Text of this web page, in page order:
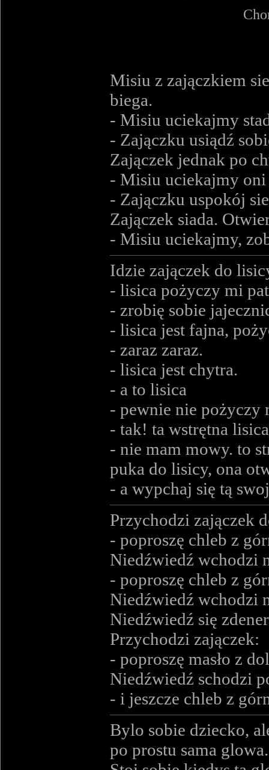
Misiu z zajączkiem
biega.
- Misiu uciekajmy
- Zajączku usiądź
Zajączek jednak po
- Misiu uciekajmy oni
- Zajączku uspokój
Zajączek siada.
- Misiu uciekajmy,
Idzie zajączek do
- lisica pożyczy mi
- zrobię sobie
- lisica jest fajna,
- zaraz zaraz.
- lisica jest chytra.
- a to lisica
- pewnie nie pożyczy
- tak! ta wstrętna
- nie mam mowy. to
puka do lisicy, ona
- a wypchaj się tą
Przychodzi zajączek
- poproszę chleb z
Niedźwiedź wchodzi
- poproszę chleb z
Niedźwiedź wchodzi
Niedźwiedź się
Przychodzi zajączek:
- poproszę masło z
Niedźwiedź schodzi
- i jeszcze chleb z
Bylo sobie dziecko,
po prostu sama glowa.